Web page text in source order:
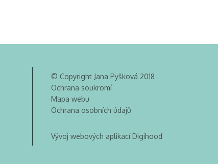
© Copyright Jana Pyšková 2018
Ochrana soukromí
Mapa webu
Ochrana osobních údajů
Vývoj webových aplikací Digihood